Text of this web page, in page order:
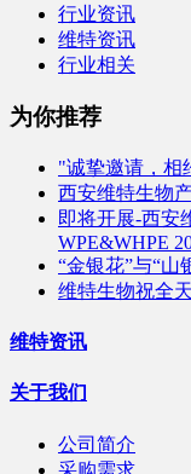
行业资讯
维特资讯
行业相关
为你推荐
"诚挚邀请，相
西安维特生物
即将开展-西安
WPE&WHPE
“金银花”与“山
维特生物祝全
维特资讯
关于我们
公司简介
采购需求